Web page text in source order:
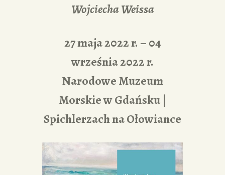
Wojciecha Weissa
27 maja 2022 r. – 04
września 2022 r.
Narodowe Muzeum
Morskie w Gdańsku |
Spichlerzach na Ołowiance